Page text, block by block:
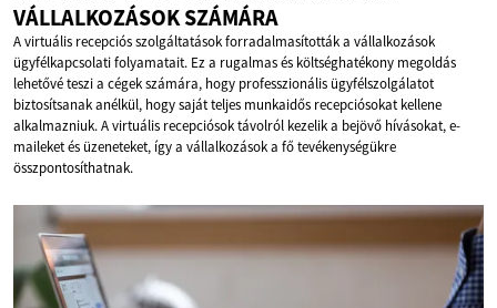
VÁLLALKOZÁSOK SZÁMÁRA
A virtuális recepciós szolgáltatások forradalmasították a vállalkozások
ügyfélkapcsolati folyamatait. Ez a rugalmas és költséghatékony megoldás
lehetővé teszi a cégek számára, hogy professzionális ügyfélszolgálatot
biztosítsanak anélkül, hogy saját teljes munkaidős recepciósokat kellene
alkalmazniuk. A virtuális recepciósok távolról kezelik a bejövő hívásokat, e-
maileket és üzeneteket, így a vállalkozások a fő tevékenységükre
összpontosíthatnak.